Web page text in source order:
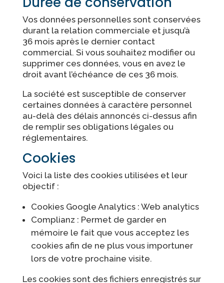
Vos données personnelles sont conservées
durant la relation commerciale et jusqu’à
36 mois après le dernier contact
commercial. Si vous souhaitez modifier ou
supprimer ces données, vous en avez le
droit avant l’échéance de ces 36 mois.
La société est susceptible de conserver
certaines données à caractère personnel
au-delà des délais annoncés ci-dessus afin
de remplir ses obligations légales ou
réglementaires.
Cookies
Voici la liste des cookies utilisées et leur
objectif :
Cookies Google Analytics : Web analytics
Complianz : Permet de garder en
mémoire le fait que vous acceptez les
cookies afin de ne plus vous importuner
lors de votre prochaine visite.
Les cookies sont des fichiers enregistrés sur